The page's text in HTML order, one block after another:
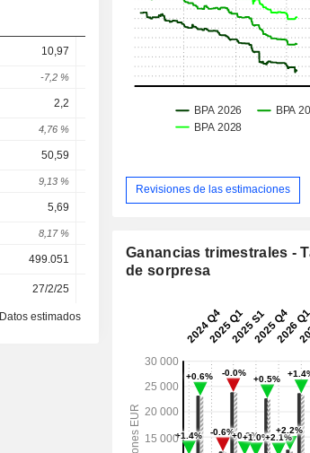
10,97 11,31 10,23 10,32
-7,2 % 3,11 % -9,6 % 0,93 %
2,2 2,371 2,534
4,76 % 3,09 %
50,59
9,13 % -1,54 % 6,08 % 6,14 %
5,69 5,83 5,897 6,59
8,17 %
499.051 493.000 489.226
27/2/25
Datos estimados
Revisiones de las estimaciones
Ganancias trimestrales -
de sorpresa